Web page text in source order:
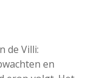
de Villi:
en